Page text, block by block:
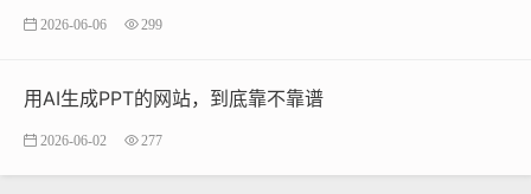
2026-06-06 299
用AI生成PPT的网站，到底靠不靠谱
2026-06-02 277